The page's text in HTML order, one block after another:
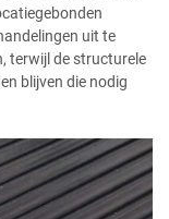
uit te
terwijl de structurele
blijven die nodig